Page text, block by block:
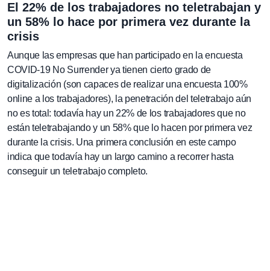
El 22% de los trabajadores no teletrabajan y
un 58% lo hace por primera vez durante la
crisis
Aunque las empresas que han participado en la encuesta
COVID-19 No Surrender ya tienen cierto grado de
digitalización (son capaces de realizar una encuesta 100%
online a los trabajadores), la penetración del teletrabajo aún
no es total: todavía hay un 22% de los trabajadores que no
están teletrabajando y un 58% que lo hacen por primera vez
durante la crisis. Una primera conclusión en este campo
indica que todavía hay un largo camino a recorrer hasta
conseguir un teletrabajo completo.